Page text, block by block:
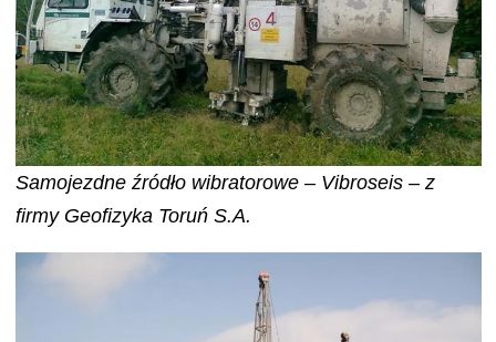
Samojezdne źródło wibratorowe – Vibroseis – z
firmy Geofizyka Toruń S.A.